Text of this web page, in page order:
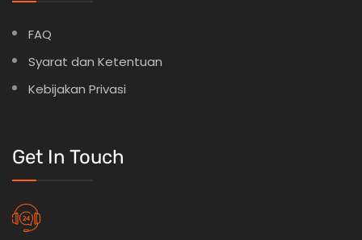
FAQ
Syarat dan Ketentuan
Kebijakan Privasi
Get In Touch